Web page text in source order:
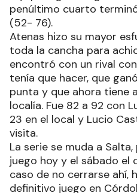
penúltimo cuarto
(52- 76).
Atenas hizo su mayor
toda la cancha para
encontró con un rival
tenía que hacer, que
punta y que ahora tiene
localía. Fue 82 a 92 con
23 en el local y Lucio
visita.
La serie se muda a
juego hoy y el sábado el
caso de no cerrarse ahí,
definitivo juego en